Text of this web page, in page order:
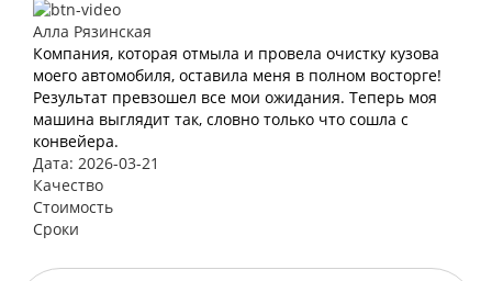
Алла Рязинская
Компания, которая отмыла и провела очистку кузова
моего автомобиля, оставила меня в полном восторге!
Результат превзошел все мои ожидания. Теперь моя
машина выглядит так, словно только что сошла с
конвейера.
Дата: 2026-03-21
Качество
Стоимость
Сроки